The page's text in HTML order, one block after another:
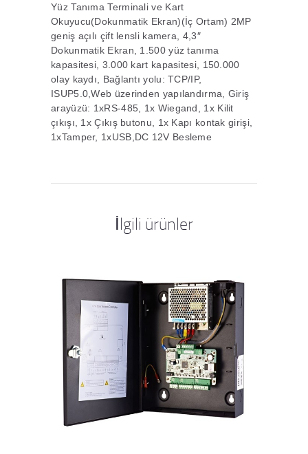
Yüz Tanıma Terminali ve Kart
Okuyucu(Dokunmatik Ekran)(İç Ortam) 2MP
geniş açılı çift lensli kamera, 4,3″
Dokunmatik Ekran, 1.500 yüz tanıma
kapasitesi, 3.000 kart kapasitesi, 150.000
olay kaydı, Bağlantı yolu: TCP/IP,
ISUP5.0,Web üzerinden yapılandırma, Giriş
arayüzü: 1xRS-485, 1x Wiegand, 1x Kilit
çıkışı, 1x Çıkış butonu, 1x Kapı kontak girişi,
1xTamper, 1xUSB,DC 12V Besleme
İlgili ürünler